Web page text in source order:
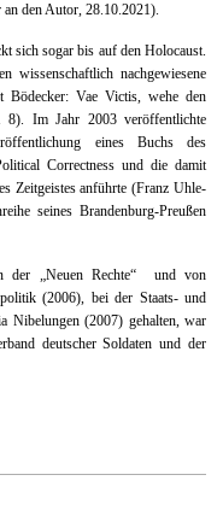
den Autor, 28.10.2021).
sich sogar bis auf den Holocaust.
wissenschaftlich nachgewiesene
Vae Victis, wehe den
8). Im Jahr 2003 veröffentlichte
eines Buchs des
Correctness und die damit
Zeitgeistes anführte (Franz Uhle-
seines Brandenburg-Preußen
der „Neuen Rechte“ und von
(2006), bei der Staats- und
Nibelungen (2007) gehalten, war
deutscher Soldaten und der